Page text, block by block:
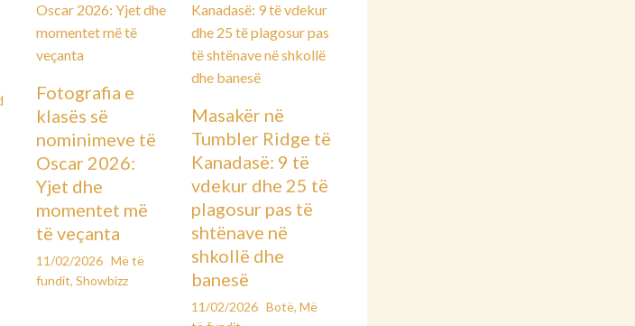
Fotografia e
klasës së
nominimeve të
Oscar 2026:
Yjet dhe
momentet më
të veçanta
11/02/2026 Më të
fundit,Showbizz
Masakër në
Tumbler Ridge të
Kanadasë: 9 të
vdekur dhe 25 të
plagosur pas të
shtënave në
shkollë dhe
banesë
11/02/2026 Botë, Më